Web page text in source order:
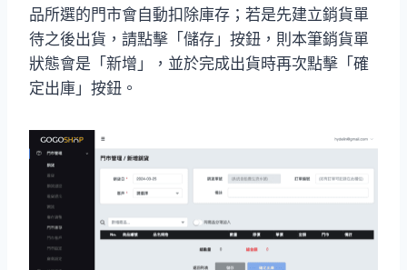
品所選的門市會自動扣除庫存；若是先建立銷貨單
待之後出貨，請點擊「儲存」按鈕，則本筆銷貨單
狀態會是「新增」，並於完成出貨時再次點擊「確
定出庫」按鈕。